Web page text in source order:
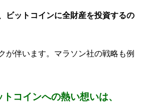
ビットコインに全財産を投資するの
が伴います。マラソン社の戦略も例
コインへの熱い想いは、